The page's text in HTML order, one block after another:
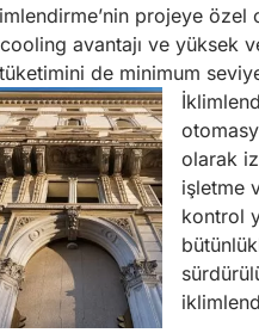
projeye
avantajı ve yüksek
de minimum
olarak
işletme
kontrol